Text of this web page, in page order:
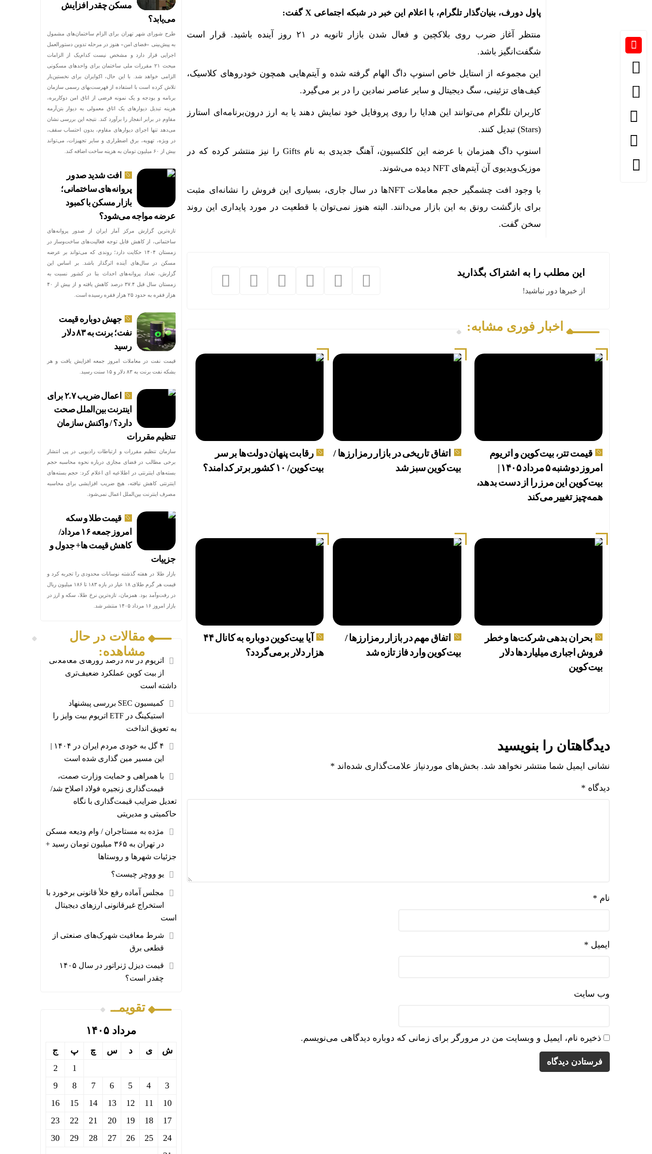
پاول دورف، بنیان‌گذار تلگرام، با اعلام این خبر در شبکه اجتماعی X گفت:
منتظر آغاز ضرب روی بلاکچین و فعال شدن بازار ثانویه در ۲۱ روز آینده باشید. قرار است
شگفت‌انگیز باشد.
این مجموعه از استایل خاص اسنوپ داگ الهام گرفته شده و آیتم‌هایی همچون خودرو‌های کلاسیک،
کیف‌های تزئینی، سگ دیجیتال و سایر عناصر نمادین را در بر می‌گیرد.
کاربران تلگرام می‌توانند این هدایا را روی پروفایل خود نمایش دهند یا به ارز درون‌برنامه‌ای استارز
(Stars) تبدیل کنند.
اسنوپ داگ همزمان با عرضه این کلکسیون، آهنگ جدیدی به نام Gifts را نیز منتشر کرده که در
موزیک‌ویدیوی آن آیتم‌های NFT دیده می‌شوند.
با وجود افت چشمگیر حجم معاملات NFT‌ها در سال جاری، بسیاری این فروش را نشانه‌ای مثبت
برای بازگشت رونق به این بازار می‌دانند. البته هنوز نمی‌توان با قطعیت در مورد پایداری این روند
سخن گفت.
این مطلب را به اشتراک بگذارید
از خبرها دور نباشید!
اخبار فوری مشابه:
قیمت تتر، بیت‌کوین و اتریوم
امروز دوشنبه ۵ مرداد ۱۴۰۵ |
بیت‌کوین این مرز را از دست بدهد،
همه‌چیز تغییر می‌کند
اتفاق تاریخی در بازار رمزارزها /
بیت‌کوین سبز شد
رقابت پنهان دولت‌ها بر سر
بیت‌کوین/ ۱۰ کشور برتر کدامند؟
بحران بدهی شرکت‌ها و خطر
فروش اجباری میلیاردها دلار
بیت‌کوین
اتفاق مهم در بازار رمزارزها /
بیت‌کوین وارد فاز تازه شد
آیا بیت‌کوین دوباره به کانال ۴۴
هزار دلار برمی‌گردد؟
دیدگاهتان را بنویسید
نشانی ایمیل شما منتشر نخواهد شد. بخش‌های موردنیاز علامت‌گذاری شده‌اند *
دیدگاه *
نام *
ایمیل *
وب‌ سایت
ذخیره نام، ایمیل و وبسایت من در مرورگر برای زمانی که دوباره دیدگاهی می‌نویسم.
مسکن چقدر افزایش
می‌یابد؟
طرح شورای شهر تهران برای الزام ساختمان‌های مشمول
به پیش‌بینی «فضای امن» هنوز در مرحله تدوین دستورالعمل
اجرایی قرار دارد و مشخص نیست کدام‌یک از الزامات
مبحث ۲۱ مقررات ملی ساختمان برای واحدهای مسکونی
الزامی خواهد شد. با این حال، اکوایران برای نخستین‌بار
تلاش کرده است با استفاده از فهرست‌بهای رسمی سازمان
برنامه و بودجه و یک نمونه فرضی از اتاق امن دوکاربره،
هزینه تبدیل دیوارهای یک اتاق معمولی به دیوار بتن‌آرمه
مقاوم در برابر انفجار را برآورد کند. نتیجه این بررسی نشان
می‌دهد تنها اجرای دیوارهای مقاوم، بدون احتساب سقف،
در ویژه، تهویه، برق اضطراری و سایر تجهیزات، می‌تواند
بیش از ۶۰ میلیون تومان به هزینه ساخت اضافه کند.
افت شدید صدور
پروانه‌های ساختمانی؛
بازار مسکن با کمبود
عرضه مواجه می‌شود؟
تازه‌ترین گزارش مرکز آمار ایران از صدور پروانه‌های
ساختمانی، از کاهش قابل توجه فعالیت‌های ساخت‌وساز در
زمستان ۱۴۰۴ حکایت دارد؛ روندی که می‌تواند بر عرضه
مسکن در سال‌های آینده اثرگذار باشد. بر اساس این
گزارش، تعداد پروانه‌های احداث بنا در کشور نسبت به
زمستان سال قبل ۳۷.۴ درصد کاهش یافته و از بیش از ۴۰
هزار فقره به حدود ۲۵ هزار فقره رسیده است.
جهش دوباره قیمت
نفت؛ برنت به ۸۳ دلار
رسید
قیمت نفت در معاملات امروز جمعه افزایش یافت و هر
بشکه نفت برنت به ۸۳ دلار و ۱۵ سنت رسید.
اعمال ضریب ۲.۷ برای
اینترنت بین‌الملل صحت
دارد؟ / واکنش سازمان
تنظیم مقررات
سازمان تنظیم مقررات و ارتباطات رادیویی در پی انتشار
برخی مطالب در فضای مجازی درباره نحوه محاسبه حجم
بسته‌های اینترنتی در اطلاعیه ای اعلام کرد: حجم بسته‌های
اینترنتی کاهش نیافته، هیچ ضریب افزایشی برای محاسبه
مصرف اینترنت بین‌الملل اعمال نمی‌شود.
قیمت طلا و سکه
امروز جمعه ۱۶ مرداد/
کاهش قیمت ها+ جدول و
جزییات
بازار طلا در هفته گذشته نوسانات محدودی را تجربه کرد و
قیمت هر گرم طلای ۱۸ عیار در بازه ۱۸۳ تا ۱۸۶ میلیون ریال
در رفت‌وآمد بود. همزمان، تازه‌ترین نرخ طلا، سکه و ارز در
بازار امروز ۱۶ مرداد ۱۴۰۵ منتشر شد.
مقالات در حال
مشاهده:
اتریوم در ۸۵ درصد روزهای معاملاتی
از بیت کوین عملکرد ضعیف‌تری
داشته است
کمیسیون SEC بررسی پیشنهاد
استیکینگ در ETF اتریوم بیت‌ وایز را
به تعویق انداخت
۴ گل به خودی مردم ایران در ۱۴۰۴ |
این مسیر مین گذاری شده است
با همراهی و حمایت وزارت صمت،
قیمت‌گذاری زنجیره فولاد اصلاح شد/
تعدیل ضرایب قیمت‌گذاری با نگاه
حاکمیتی و مدیریتی
مژده به مستاجران / وام ودیعه مسکن
در تهران به ۳۶۵ میلیون تومان رسید +
جزئیات شهرها و روستاها
یو ووچر چیست؟
مجلس آماده رفع خلأ قانونی برخورد با
استخراج غیرقانونی ارزهای دیجیتال
است
شرط معافیت شهرک‌های صنعتی از
قطعی برق
قیمت دیزل ژنراتور در سال ۱۴۰۵
چقدر است؟
تقویمــ
مرداد ۱۴۰۵
ش ی د س چ پ
ج
1
2
3
4
5
6
7
8
9
10
11
12
13
14
15
16
17
18
19
20
21
22
23
24
25
26
27
28
29
30